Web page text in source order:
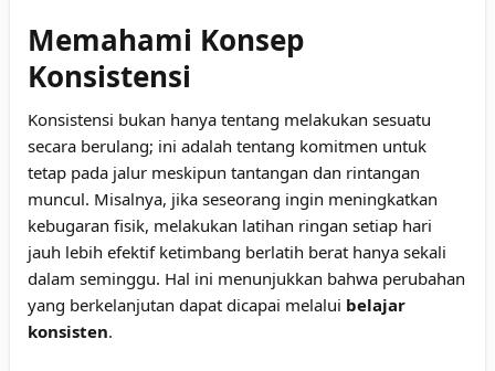
Memahami Konsep
Konsistensi
Konsistensi bukan hanya tentang melakukan sesuatu
secara berulang; ini adalah tentang komitmen untuk
tetap pada jalur meskipun tantangan dan rintangan
muncul. Misalnya, jika seseorang ingin meningkatkan
kebugaran fisik, melakukan latihan ringan setiap hari
jauh lebih efektif ketimbang berlatih berat hanya sekali
dalam seminggu. Hal ini menunjukkan bahwa perubahan
yang berkelanjutan dapat dicapai melalui belajar
konsisten.